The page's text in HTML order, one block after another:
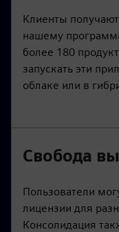
Клиенты
нашему
более 180
запускать эти
облаке или в
Свобода
Пользователи
лицензии для
Консолидация